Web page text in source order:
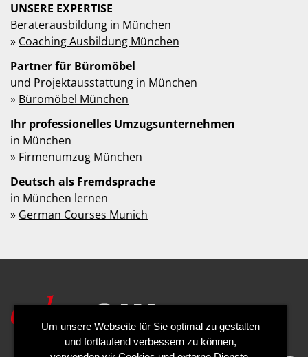
UNSERE EXPERTISE
Beraterausbildung in München
» Coaching Ausbildung München
Partner für Büromöbel
und Projektausstattung in München
» Büromöbel München
Ihr professionelles Umzugsunternehmen
in München
» Firmenumzug München
Deutsch als Fremdsprache
in München lernen
» German Courses Munich
Um unsere Webseite für Sie optimal zu gestalten
und fortlaufend verbessern zu können,